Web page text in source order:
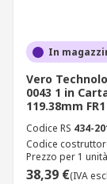
In
Vero
0043 1 in
119.38mm FR1
Codice RS 434-
Codice
Prezzo per 1 unità
38,39 €(IVA